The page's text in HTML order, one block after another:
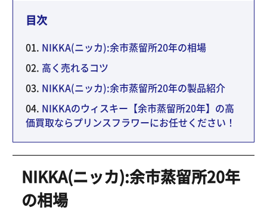
目次
NIKKA(ニッカ):余市蒸留所20年の相場
高く売れるコツ
NIKKA(ニッカ):余市蒸留所20年の製品紹介
NIKKAのウィスキー【余市蒸留所20年】の高
価買取ならプリンスフラワーにお任せください！
NIKKA(ニッカ):余市蒸留所20年
の相場